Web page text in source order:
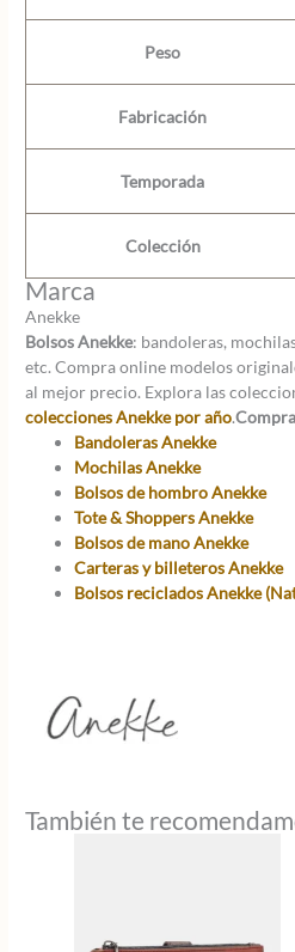
Peso
Fabricación
Temporada
Colección
Marca
Anekke
Bolsos Anekke: bandoleras,
etc. Compra online modelos
al mejor precio. Explora las
colecciones Anekke por año.
Bandoleras Anekke
Mochilas Anekke
Bolsos de hombro Anekke
Tote & Shoppers Anekke
Bolsos de mano Anekke
Carteras y billeteros Anekke
Bolsos reciclados Anekke
También te